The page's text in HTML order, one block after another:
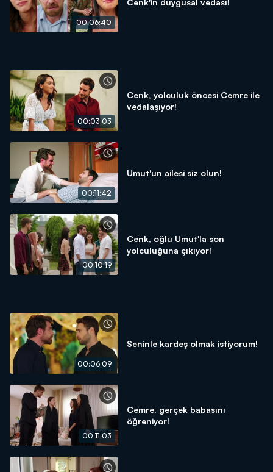
00:06:40
00:03:03
Cenk, yolculuk öncesi Cemre ile
vedalaşıyor!
00:11:42
Umut'un ailesi siz olun!
00:10:19
Cenk, oğlu Umut'la son
yolculuğuna çıkıyor!
00:06:09
Seninle kardeş olmak istiyorum!
00:11:03
Cemre, gerçek babasını
öğreniyor!